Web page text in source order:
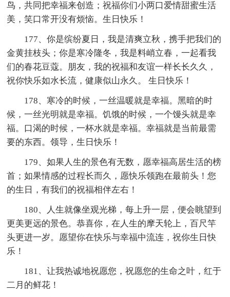
鸟，共同把幸福来创造；祝福你们小两口爱情甜蜜生活
美，笑口常开没有烦恼。生日快乐！
177、你是缤纷夏日，我是清爽立秋，携手把我们的
金黄挂枝头；你是寒冷隆冬，我是料峭立春，一起看我
们的春花豆蔻。朋友，我的祝福和友谊一样长长久久，
祝你快乐如水长流，健康似山永久。 生日快乐！
178、寒冷的时候，一丝温暖就是幸福。黑暗的时
候，一丝光明就是幸福。饥饿的时候，一个馒头就是幸
福。口渴的时候，一杯水就是幸福。幸福就是当前最需
要的东西。领导，生日快乐！
179、如果人生的景色有无数，愿幸福高居生活的榜
首；如果情感的过程长而久，愿快乐领跑在最前头！您
的生日，有我们的祝福相伴左右！
180、人生就像坐观光梯，每上升一层，便会眺望到
更美更远的景色。恭喜你，在人生的摩天轮上，百尺竿
头更进一岁。愿望你在快乐与幸福中流连，祝你生日快
乐！
181、让我热诚地祝愿您，祝愿您的生命之叶，红于
二月的鲜花！